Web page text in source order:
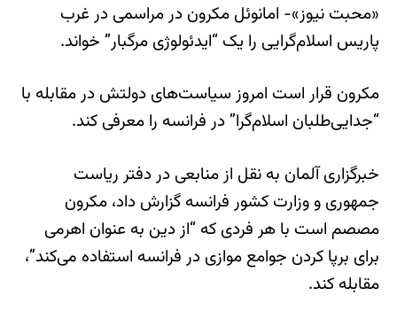
«محبت نیوز»- امانوئل مکرون در مراسمی در غرب
پاریس اسلام‌گرایی را یک “ایدئولوژی مرگبار” خواند.
مکرون قرار است امروز سیاست‌های دولتش در مقابله با
“جدایی‌طلبان اسلام‌گرا” در فرانسه را معرفی ‌کند.
خبرگزاری آلمان به نقل از منابعی در دفتر ریاست
جمهوری و وزارت کشور فرانسه گزارش داد، مکرون
مصصم است با هر فردی که “از دین به عنوان اهرمی
برای برپا کردن جوامع موازی در فرانسه استفاده می‌کند”،
مقابله کند.